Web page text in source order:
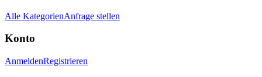
Alle KategorienAnfrage stellen
Konto
AnmeldenRegistrieren